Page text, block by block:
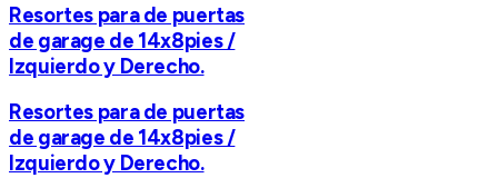
Resortes para de puertas
de garage de 14x8pies /
Izquierdo y Derecho.
Resortes para de puertas
de garage de 14x8pies /
Izquierdo y Derecho.